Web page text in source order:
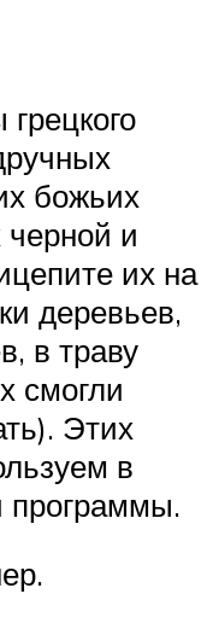
божьих
черной и
их на
деревьев,
в траву
смогли
Этих
в
программы.